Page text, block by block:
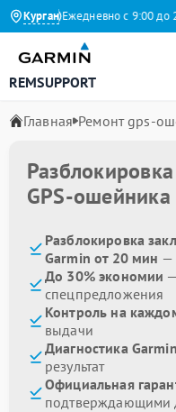
КурганЕжедневно с 9:00 до
REMSUPPORT
Главная Ремонт gps-
GPS-ошейника
Разблокировка
Garmin от 20 мин —
До 30% экономии
спецпредложения
Контроль на
выдачи
Диагностика
результат
Официальная
подтверждающими